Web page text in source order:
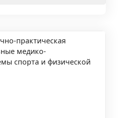
практическая
медико-
спорта и физической